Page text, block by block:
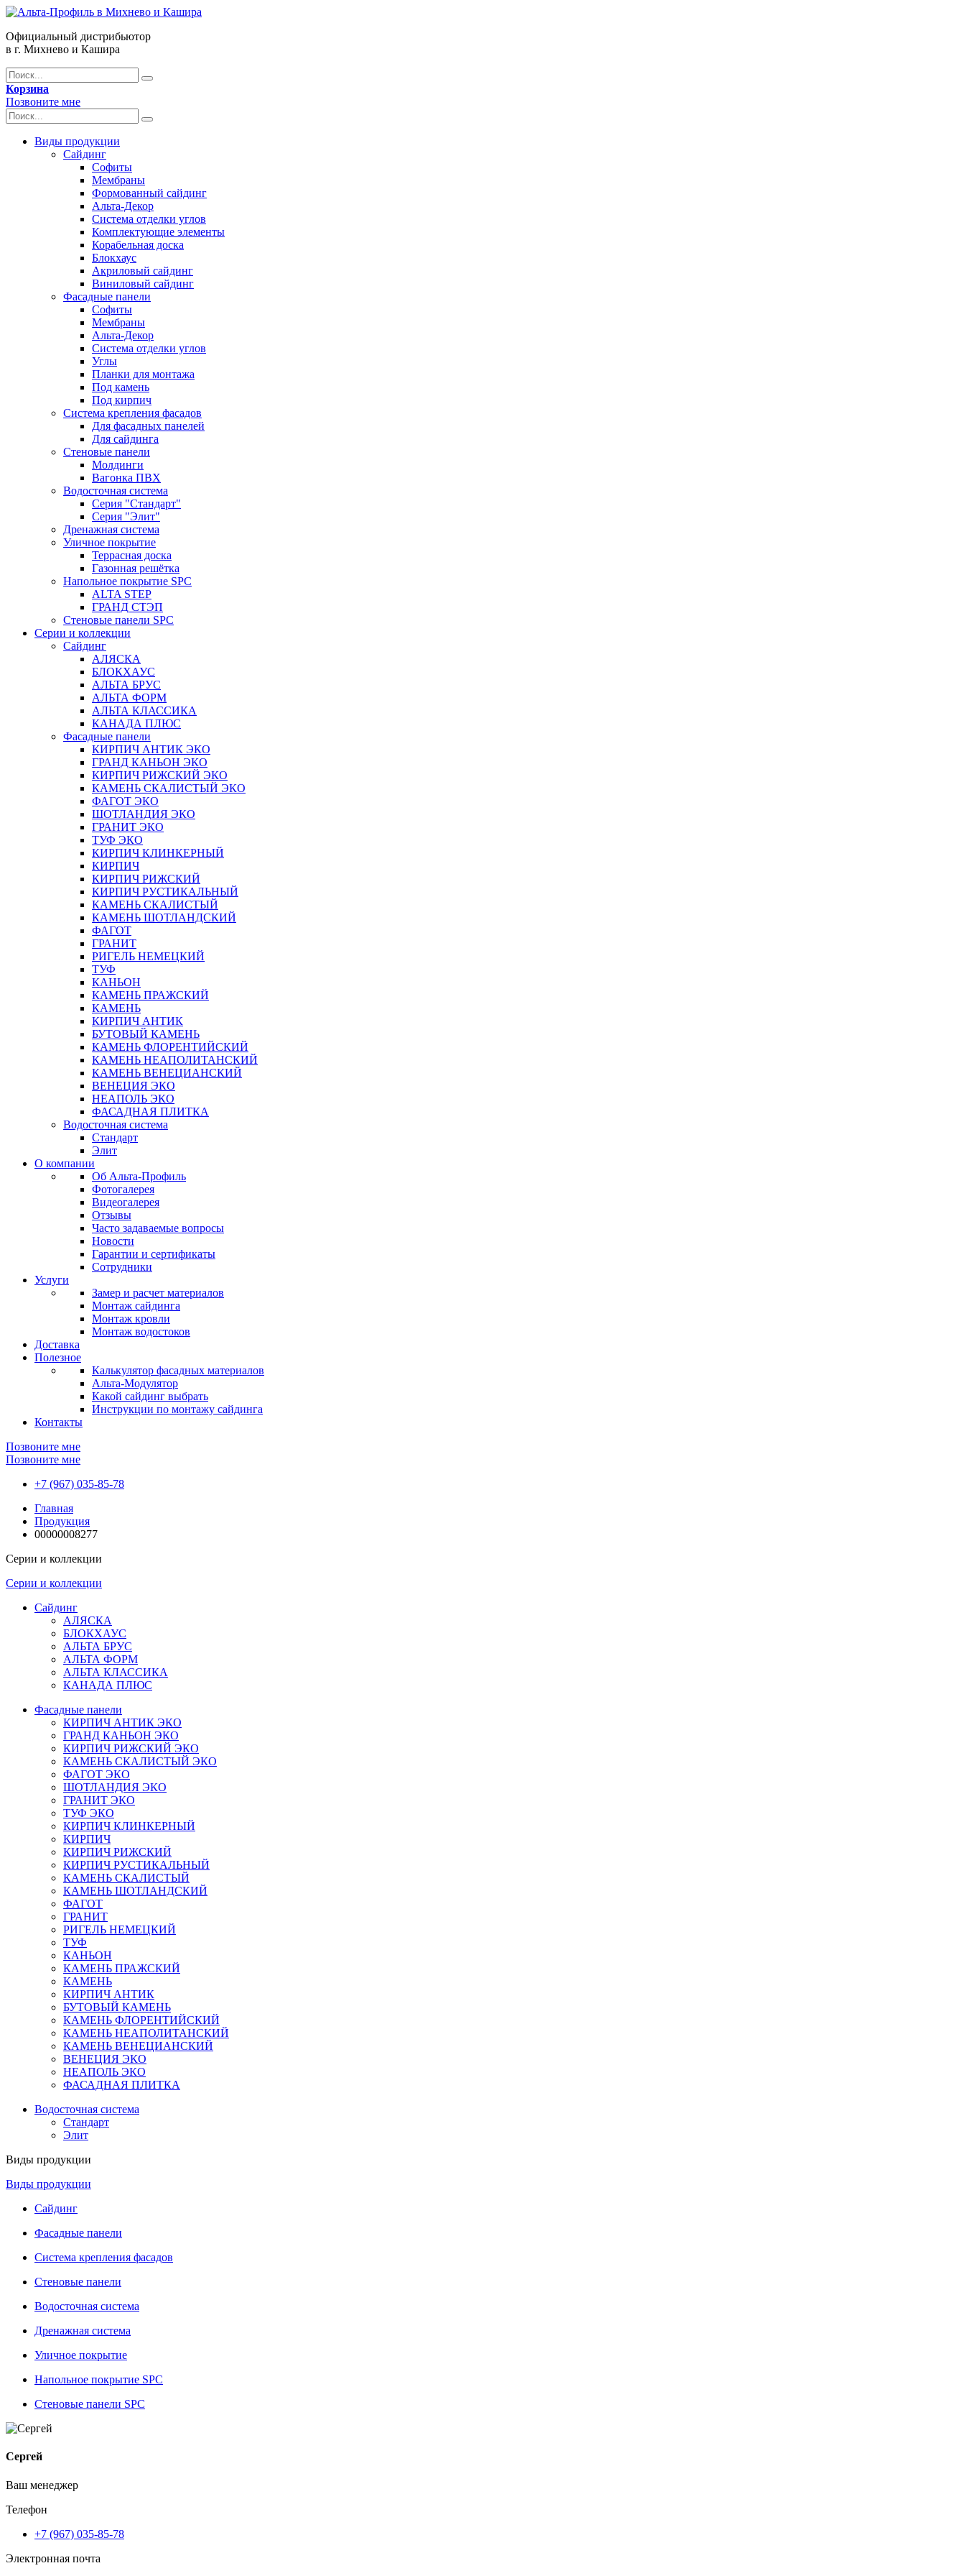
Официальный дистрибьютор
в г. Михнево и Кашира
Корзина
Позвоните мне
Виды продукции
Сайдинг
Софиты
Мембраны
Формованный сайдинг
Альта-Декор
Система отделки углов
Комплектующие элементы
Корабельная доска
Блокхаус
Акриловый сайдинг
Виниловый сайдинг
Фасадные панели
Софиты
Мембраны
Альта-Декор
Система отделки углов
Углы
Планки для монтажа
Под камень
Под кирпич
Система крепления фасадов
Для фасадных панелей
Для сайдинга
Стеновые панели
Молдинги
Вагонка ПВХ
Водосточная система
Серия "Стандарт"
Серия "Элит"
Дренажная система
Уличное покрытие
Террасная доска
Газонная решётка
Напольное покрытие SPC
ALTA STEP
ГРАНД СТЭП
Стеновые панели SPC
Серии и коллекции
Сайдинг
АЛЯСКА
БЛОКХАУС
АЛЬТА БРУС
АЛЬТА ФОРМ
АЛЬТА КЛАССИКА
КАНАДА ПЛЮС
Фасадные панели
КИРПИЧ АНТИК ЭКО
ГРАНД КАНЬОН ЭКО
КИРПИЧ РИЖСКИЙ ЭКО
КАМЕНЬ СКАЛИСТЫЙ ЭКО
ФАГОТ ЭКО
ШОТЛАНДИЯ ЭКО
ГРАНИТ ЭКО
ТУФ ЭКО
КИРПИЧ КЛИНКЕРНЫЙ
КИРПИЧ
КИРПИЧ РИЖСКИЙ
КИРПИЧ РУСТИКАЛЬНЫЙ
КАМЕНЬ СКАЛИСТЫЙ
КАМЕНЬ ШОТЛАНДСКИЙ
ФАГОТ
ГРАНИТ
РИГЕЛЬ НЕМЕЦКИЙ
ТУФ
КАНЬОН
КАМЕНЬ ПРАЖСКИЙ
КАМЕНЬ
КИРПИЧ АНТИК
БУТОВЫЙ КАМЕНЬ
КАМЕНЬ ФЛОРЕНТИЙСКИЙ
КАМЕНЬ НЕАПОЛИТАНСКИЙ
КАМЕНЬ ВЕНЕЦИАНСКИЙ
ВЕНЕЦИЯ ЭКО
НЕАПОЛЬ ЭКО
ФАСАДНАЯ ПЛИТКА
Водосточная система
Стандарт
Элит
О компании
Об Альта-Профиль
Фотогалерея
Видеогалерея
Отзывы
Часто задаваемые вопросы
Новости
Гарантии и сертификаты
Сотрудники
Услуги
Замер и расчет материалов
Монтаж сайдинга
Монтаж кровли
Монтаж водостоков
Доставка
Полезное
Калькулятор фасадных материалов
Альта-Модулятор
Какой сайдинг выбрать
Инструкции по монтажу сайдинга
Контакты
Позвоните мне
Позвоните мне
+7 (967) 035-85-78
Главная
Продукция
00000008277
Серии и коллекции
Серии и коллекции
Сайдинг
АЛЯСКА
БЛОКХАУС
АЛЬТА БРУС
АЛЬТА ФОРМ
АЛЬТА КЛАССИКА
КАНАДА ПЛЮС
Фасадные панели
КИРПИЧ АНТИК ЭКО
ГРАНД КАНЬОН ЭКО
КИРПИЧ РИЖСКИЙ ЭКО
КАМЕНЬ СКАЛИСТЫЙ ЭКО
ФАГОТ ЭКО
ШОТЛАНДИЯ ЭКО
ГРАНИТ ЭКО
ТУФ ЭКО
КИРПИЧ КЛИНКЕРНЫЙ
КИРПИЧ
КИРПИЧ РИЖСКИЙ
КИРПИЧ РУСТИКАЛЬНЫЙ
КАМЕНЬ СКАЛИСТЫЙ
КАМЕНЬ ШОТЛАНДСКИЙ
ФАГОТ
ГРАНИТ
РИГЕЛЬ НЕМЕЦКИЙ
ТУФ
КАНЬОН
КАМЕНЬ ПРАЖСКИЙ
КАМЕНЬ
КИРПИЧ АНТИК
БУТОВЫЙ КАМЕНЬ
КАМЕНЬ ФЛОРЕНТИЙСКИЙ
КАМЕНЬ НЕАПОЛИТАНСКИЙ
КАМЕНЬ ВЕНЕЦИАНСКИЙ
ВЕНЕЦИЯ ЭКО
НЕАПОЛЬ ЭКО
ФАСАДНАЯ ПЛИТКА
Водосточная система
Стандарт
Элит
Виды продукции
Виды продукции
Сайдинг
Фасадные панели
Система крепления фасадов
Стеновые панели
Водосточная система
Дренажная система
Уличное покрытие
Напольное покрытие SPC
Стеновые панели SPC
Сергей
Ваш менеджер
Телефон
+7 (967) 035-85-78
Электронная почта